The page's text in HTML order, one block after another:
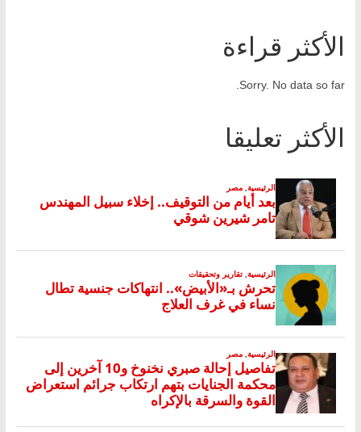
الأكثر قراءة
Sorry. No data so far.
الأكثر تعليقا